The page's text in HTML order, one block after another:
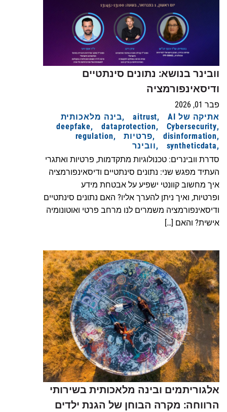
וובינר בנושא: נתונים סינתטיים
ודיסאינפורמציה
פבר 01, 2026
אתיקה של AI
aitrust
בינה מלאכותית
Cybersecurity
dataprotection
deepfake
disinformation
פרטיות
regulation
syntheticdata
וובינר
סדרת וובינרים: טכנולוגיות מתקדמות, פרטיות ואתגרי
העתיד מפגש שני: נתונים סינתטיים ודיסאינפורמציה
איך מחשוב קוונטי ישפיע על אבטחת מידע
ופרטיות, ואיך ניתן להערך אליו? האם נתונים סינתטיים
ודיסאינפורמציה משמרים לנו מרחב פרטי ואוטונומיה
אישית? והאם […]
אלגוריתמים ובינה מלאכותית בשירותי
הרווחה: מקרה הבוחן של הגנת ילדים